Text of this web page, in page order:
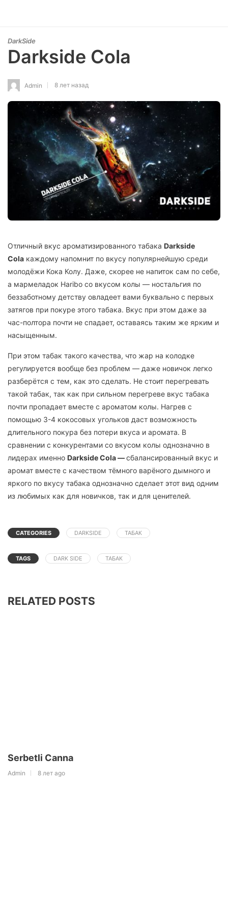
DarkSide
Darkside Cola
Admin 8 лет назад
Отличный вкус ароматизированного табака Darkside
Cola каждому напомнит по вкусу популярнейшую среди
молодёжи Кока Колу. Даже, скорее не напиток сам по себе,
а мармеладок Haribo со вкусом колы — ностальгия по
беззаботному детству овладеет вами буквально с первых
затягов при покуре этого табака. Вкус при этом даже за
час-полтора почти не спадает, оставаясь таким же ярким и
насыщенным.
При этом табак такого качества, что жар на колодке
регулируется вообще без проблем — даже новичок легко
разберётся с тем, как это сделать. Не стоит перегревать
такой табак, так как при сильном перегреве вкус табака
почти пропадает вместе с ароматом колы. Нагрев с
помощью 3-4 кокосовых угольков даст возможность
длительного покура без потери вкуса и аромата. В
сравнении с конкурентами со вкусом колы однозначно в
лидерах именно Darkside Cola —сбалансированный вкус и
аромат вместе с качеством тёмного варёного дымного и
яркого по вкусу табака однозначно сделает этот вид одним
из любимых как для новичков, так и для ценителей.
CATEGORIES DARKSIDE ТАБАК
TAGS DARK SIDE ТАБАК
RELATED POSTS
Serbetli Canna
Admin 8 лет ago